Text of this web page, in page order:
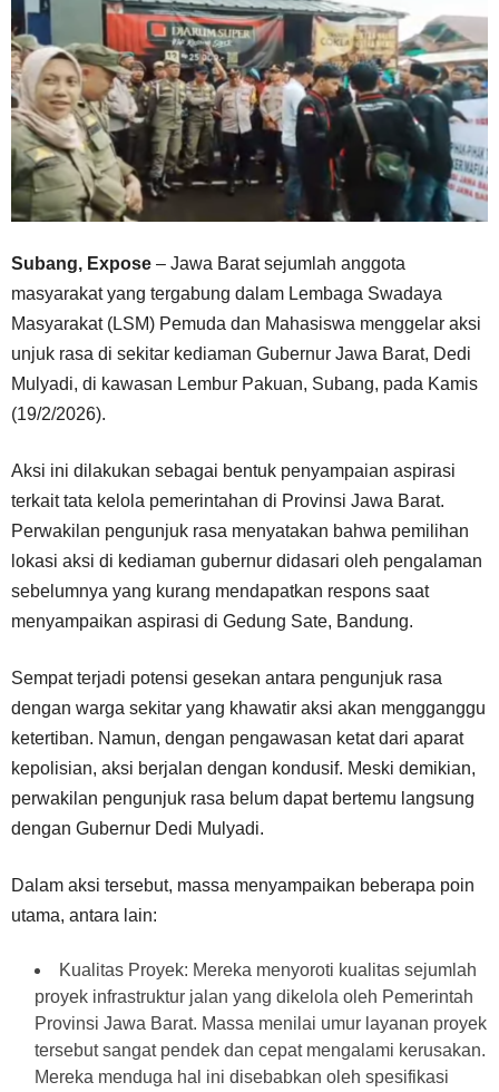
Subang, Expose – Jawa Barat sejumlah anggota
masyarakat yang tergabung dalam Lembaga Swadaya
Masyarakat (LSM) Pemuda dan Mahasiswa menggelar aksi
unjuk rasa di sekitar kediaman Gubernur Jawa Barat, Dedi
Mulyadi, di kawasan Lembur Pakuan, Subang, pada Kamis
(19/2/2026).
Aksi ini dilakukan sebagai bentuk penyampaian aspirasi
terkait tata kelola pemerintahan di Provinsi Jawa Barat.
Perwakilan pengunjuk rasa menyatakan bahwa pemilihan
lokasi aksi di kediaman gubernur didasari oleh pengalaman
sebelumnya yang kurang mendapatkan respons saat
menyampaikan aspirasi di Gedung Sate, Bandung.
Sempat terjadi potensi gesekan antara pengunjuk rasa
dengan warga sekitar yang khawatir aksi akan mengganggu
ketertiban. Namun, dengan pengawasan ketat dari aparat
kepolisian, aksi berjalan dengan kondusif. Meski demikian,
perwakilan pengunjuk rasa belum dapat bertemu langsung
dengan Gubernur Dedi Mulyadi.
Dalam aksi tersebut, massa menyampaikan beberapa poin
utama, antara lain:
Kualitas Proyek: Mereka menyoroti kualitas sejumlah
proyek infrastruktur jalan yang dikelola oleh Pemerintah
Provinsi Jawa Barat. Massa menilai umur layanan proyek
tersebut sangat pendek dan cepat mengalami kerusakan.
Mereka menduga hal ini disebabkan oleh spesifikasi